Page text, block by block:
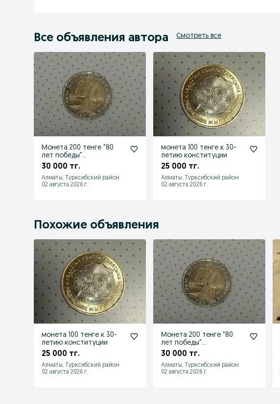
Все объявления автора Смотреть все
Монета 200 тенге "80
лет победы"
коллекционная
30 000 тг.
Алматы, Турксибский район
02 августа 2026 г.
монета 100 тенге к 30-
летию конституции
25 000 тг.
Алматы, Турксибский район
02 августа 2026 г.
Похожие объявления
монета 100 тенге к 30-
летию конституции
25 000 тг.
Алматы, Турксибский район
02 августа 2026 г.
Монета 200 тенге "80
лет победы"
коллекционная
30 000 тг.
Алматы, Турксибский район
02 августа 2026 г.